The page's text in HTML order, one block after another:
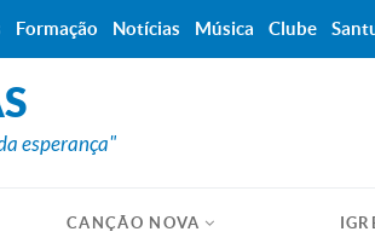
esperança"
CANÇÃO NOVA
Formação Notícias Música Clube